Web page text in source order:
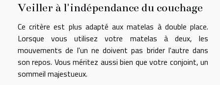
Veiller à l'indépendance du couchage
Ce critère est plus adapté aux matelas à double place.
Lorsque vous utilisez votre matelas à deux, les
mouvements de l'un ne doivent pas brider l'autre dans
son repos. Vous méritez aussi bien que votre conjoint, un
sommeil majestueux.